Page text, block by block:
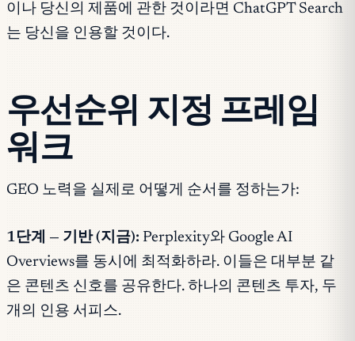
이나 당신의 제품에 관한 것이라면 ChatGPT Search
는 당신을 인용할 것이다.
우선순위 지정 프레임
워크
GEO 노력을 실제로 어떻게 순서를 정하는가:
1단계 — 기반 (지금): Perplexity와 Google AI
Overviews를 동시에 최적화하라. 이들은 대부분 같
은 콘텐츠 신호를 공유한다. 하나의 콘텐츠 투자, 두
개의 인용 서피스.